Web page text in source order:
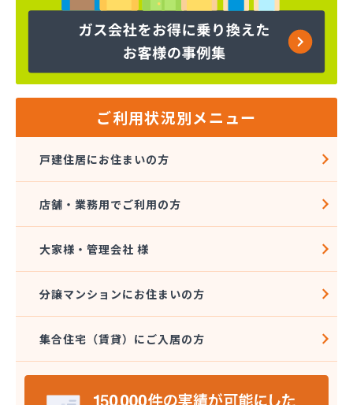
ヤマサ共和ライフ株式会社 一色営業所
ヤマサ共和ライフ株式会社 江南営業所
ヤマサ共和ライフ株式会社 三河営業所
ヤマサ共和ライフ株式会社 豊川営業所
ヤマサ高圧株式会社
ヤマサ總業株式会社 愛知西支店
ヤマトク
リーグ馬場株式会社
愛知高圧株式会社容器検査工場
愛北液化ガス協組江南営業所
旭プロパン
安城ガス株式会社
伊藤プロパン
伊藤忠エネクスホームライフ中部株式会社 碧南営
ご利用状況別メニュー
戸建住居にお住まいの方
店舗・業務用でご利用の方
大家様・管理会社 様
分譲マンションにお住まいの方
集合住宅（賃貸）にご入居の方